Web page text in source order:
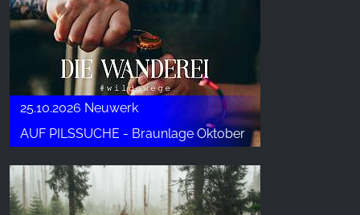
25.10.2026 Neuwerk
AUF PILSSUCHE - Braunlage Oktober